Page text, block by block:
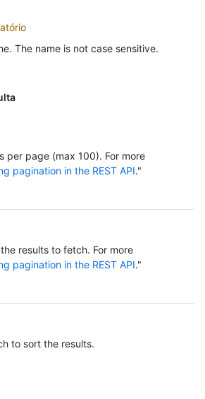
The name is not case sensitive.
per page (max 100). For more
pagination in the REST API."
results to fetch. For more
pagination in the REST API."
to sort the results.